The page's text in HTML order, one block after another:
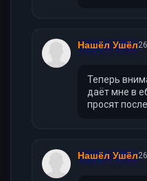
Нашёл Ушёл
Теперь
даёт мне в
просят
Нашёл Ушёл